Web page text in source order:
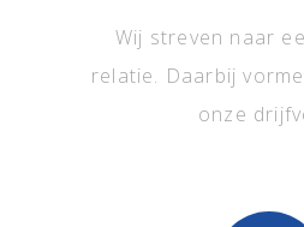
Wij streven naar
relatie. Daarbij
onze